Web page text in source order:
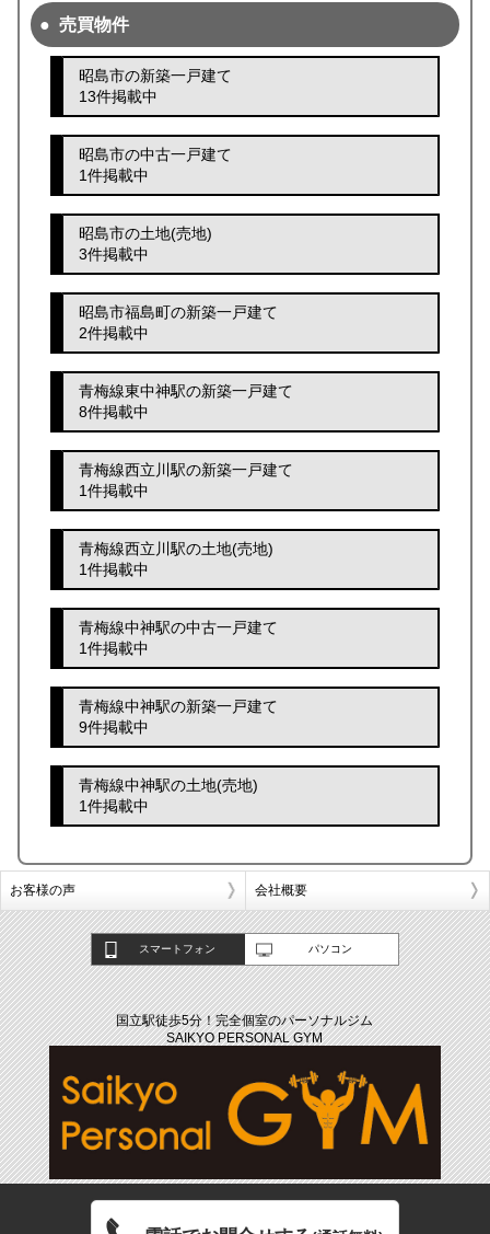
売買物件
昭島市の新築一戸建て
13件掲載中
昭島市の中古一戸建て
1件掲載中
昭島市の土地(売地)
3件掲載中
昭島市福島町の新築一戸建て
2件掲載中
青梅線東中神駅の新築一戸建て
8件掲載中
青梅線西立川駅の新築一戸建て
1件掲載中
青梅線西立川駅の土地(売地)
1件掲載中
青梅線中神駅の中古一戸建て
1件掲載中
青梅線中神駅の新築一戸建て
9件掲載中
青梅線中神駅の土地(売地)
1件掲載中
お客様の声 会社概要
スマートフォン パソコン
国立駅徒歩5分！完全個室のパーソナルジム
SAIKYO PERSONAL GYM